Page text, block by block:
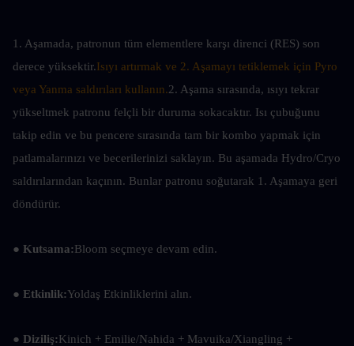
1. Aşamada, patronun tüm elementlere karşı direnci (RES) son
derece yüksektir.Isıyı artırmak ve 2. Aşamayı tetiklemek için Pyro
veya Yanma saldırıları kullanın.2. Aşama sırasında, ısıyı tekrar
yükseltmek patronu felçli bir duruma sokacaktır. Isı çubuğunu
takip edin ve bu pencere sırasında tam bir kombo yapmak için
patlamalarınızı ve becerilerinizi saklayın. Bu aşamada Hydro/Cryo
saldırılarından kaçının. Bunlar patronu soğutarak 1. Aşamaya geri
döndürür.
● Kutsama:Bloom seçmeye devam edin.
● Etkinlik:Yoldaş Etkinliklerini alın.
● Diziliş:Kinich + Emilie/Nahida + Mavuika/Xiangling +